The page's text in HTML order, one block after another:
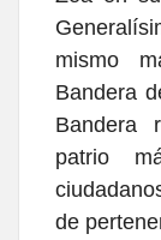
mismo
Bandera
Bandera
patrio
de